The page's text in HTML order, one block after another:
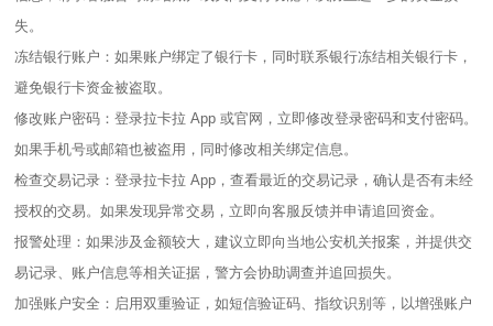
失。
冻结银行账户：如果账户绑定了银行卡，同时联系银行冻结相关银行卡，
避免银行卡资金被盗取。
修改账户密码：登录拉卡拉 App 或官网，立即修改登录密码和支付密码。
如果手机号或邮箱也被盗用，同时修改相关绑定信息。
检查交易记录：登录拉卡拉 App，查看最近的交易记录，确认是否有未经
授权的交易。如果发现异常交易，立即向客服反馈并申请追回资金。
报警处理：如果涉及金额较大，建议立即向当地公安机关报案，并提供交
易记录、账户信息等相关证据，警方会协助调查并追回损失。
加强账户安全：启用双重验证，如短信验证码、指纹识别等，以增强账户